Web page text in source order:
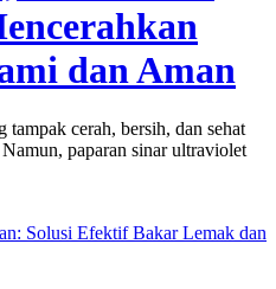
dan Aman
cerah, bersih, dan sehat
paparan sinar ultraviolet
Solusi Efektif Bakar Lemak dan